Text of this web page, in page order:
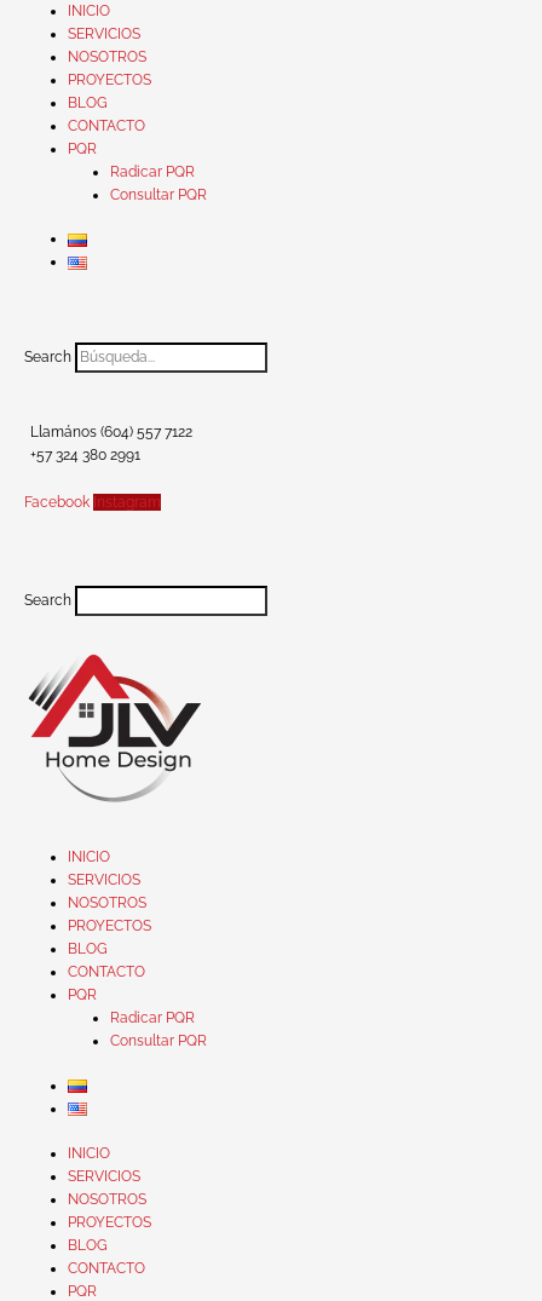
INICIO
SERVICIOS
NOSOTROS
PROYECTOS
BLOG
CONTACTO
PQR
Radicar PQR
Consultar PQR
Search
Llamános (604) 557 7122
+57 324 380 2991
Facebook Instagram
Search
INICIO
SERVICIOS
NOSOTROS
PROYECTOS
BLOG
CONTACTO
PQR
Radicar PQR
Consultar PQR
INICIO
SERVICIOS
NOSOTROS
PROYECTOS
BLOG
CONTACTO
PQR